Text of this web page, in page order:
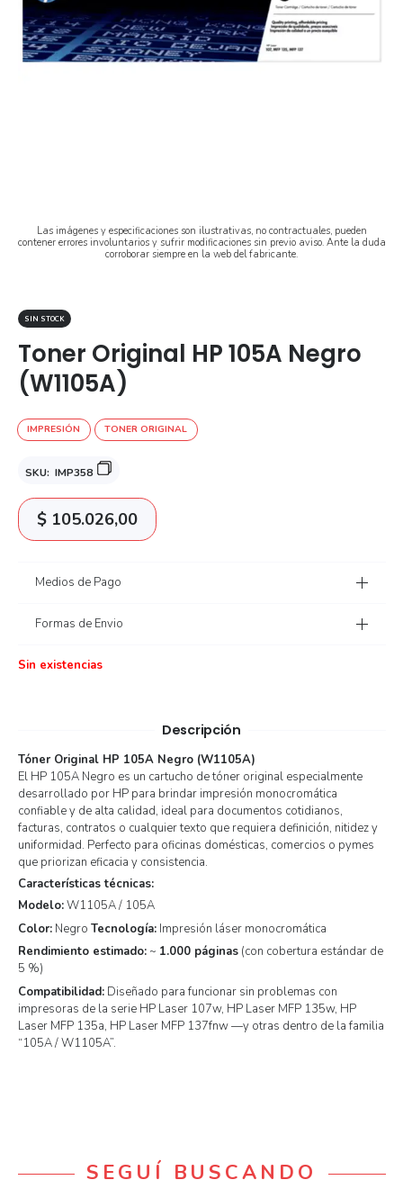
Las imágenes y especificaciones son ilustrativas, no contractuales, pueden
contener errores involuntarios y sufrir modificaciones sin previo aviso. Ante la duda
corroborar siempre en la web del fabricante.
SIN STOCK
Toner Original HP 105A Negro
(W1105A)
IMPRESIÓN TONER ORIGINAL
SKU: IMP358
$105.026,00
Medios de Pago
Formas de Envio
Sin existencias
Descripción
Tóner Original HP 105A Negro (W1105A)
El HP 105A Negro es un cartucho de tóner original especialmente
desarrollado por HP para brindar impresión monocromática
confiable y de alta calidad, ideal para documentos cotidianos,
facturas, contratos o cualquier texto que requiera definición, nitidez y
uniformidad. Perfecto para oficinas domésticas, comercios o pymes
que priorizan eficacia y consistencia.
Características técnicas:
Modelo:W1105A / 105A
Color:Negro Tecnología:Impresión láser monocromática
Rendimiento estimado:~ 1.000 páginas(con cobertura estándar de
5 %)
Compatibilidad:Diseñado para funcionar sin problemas con
impresoras de la serie HP Laser 107w, HP Laser MFP 135w, HP
Laser MFP 135a, HP Laser MFP 137fnw —y otras dentro de la familia
“105A / W1105A”.
SEGUÍ BUSCANDO